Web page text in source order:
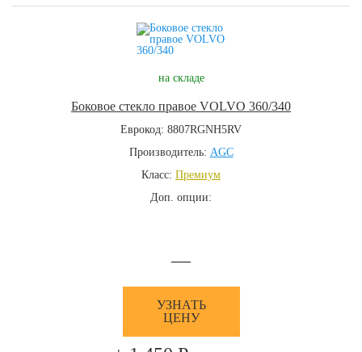
на складе
Боковое стекло правое VOLVO 360/340
Еврокод: 8807RGNH5RV
Производитель: AGC
Класс: Премиум
Доп. опции:
—
УЗНАТЬ
ЦЕНУ